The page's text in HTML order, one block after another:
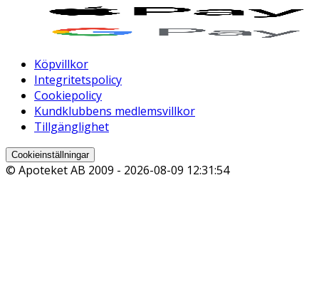
Köpvillkor
Integritetspolicy
Cookiepolicy
Kundklubbens medlemsvillkor
Tillgänglighet
Cookieinställningar
© Apoteket AB 2009 - 2026-08-09 12:31:54